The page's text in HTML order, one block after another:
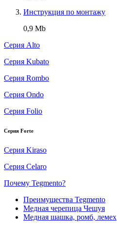
Инструкция по монтажу
0,9 Mb
Серия Alto
Серия Kubato
Серия Rombo
Серия Ondo
Серия Folio
Серия Forte
Серия Kiraso
Серия Celaro
Почему Tegmento?
Преимущества Tegmento
Медная черепица Чешуя
Медная шашка, ромб, лемех